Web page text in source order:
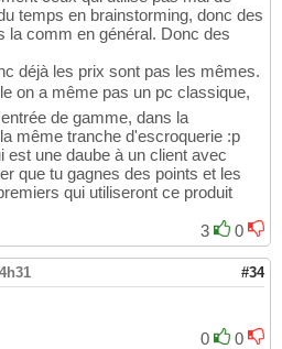
temps en brainstorming, donc des
la comm en général. Donc des
déjà les prix sont pas les mêmes.
on a même pas un pc classique,
de gamme, dans la
même tranche d'escroquerie :p
est une daube à un client avec
que tu gagnes des points et les
qui utiliseront ce produit
3
0
#34
0
0